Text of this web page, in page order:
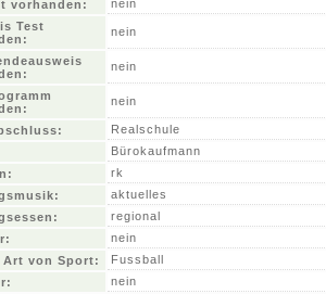
vorhanden:
nein
Test
nein
nein
nein
Realschule
Bürokaufmann
rk
aktuelles
regional
nein
Art von Sport:
Fussball
nein